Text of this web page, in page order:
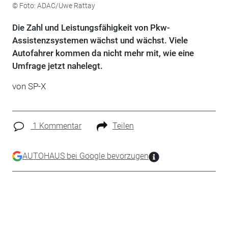
© Foto: ADAC/Uwe Rattay
Die Zahl und Leistungsfähigkeit von Pkw-
Assistenzsystemen wächst und wächst. Viele
Autofahrer kommen da nicht mehr mit, wie eine
Umfrage jetzt nahelegt.
von SP-X
1 Kommentar Teilen
AUTOHAUS bei Google bevorzugen